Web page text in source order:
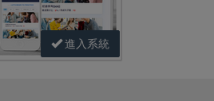
進入系統